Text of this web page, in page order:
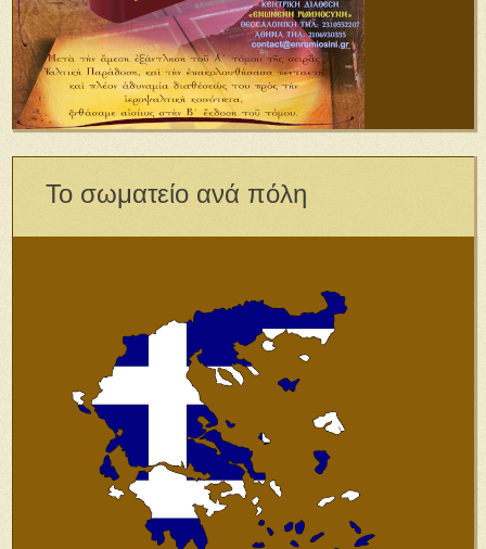
Το σωματείο ανά πόλη